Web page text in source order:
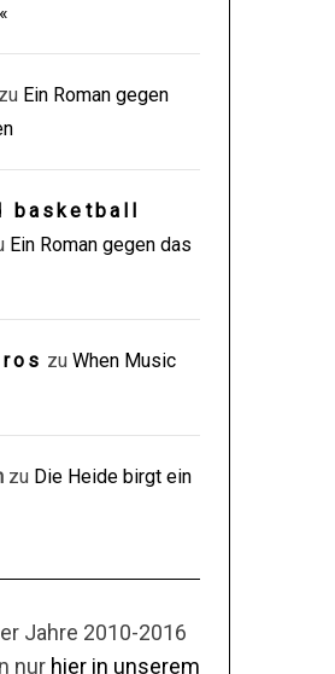
zu Ein Roman gegen
basketball
Ein Roman gegen das
zuWhen Music
zu Die Heide birgt ein
Jahre 2010-2016
nur hier in unserem